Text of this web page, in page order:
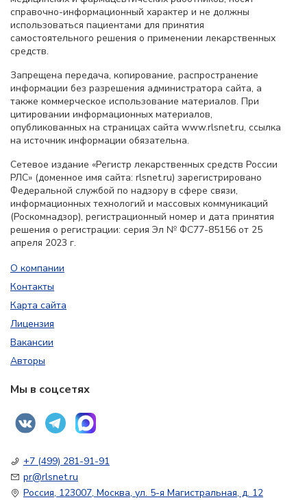
справочно-информационный характер и не должны
использоваться пациентами для принятия
самостоятельного решения о применении лекарственных
средств.
Запрещена передача, копирование, распространение
информации без разрешения администратора сайта, а
также коммерческое использование материалов. При
цитировании информационных материалов,
опубликованных на страницах сайта www.rlsnet.ru, ссылка
на источник информации обязательна.
Сетевое издание «Регистр лекарственных средств России
РЛС» (доменное имя сайта: rlsnet.ru) зарегистрировано
Федеральной службой по надзору в сфере связи,
информационных технологий и массовых коммуникаций
(Роскомнадзор), регистрационный номер и дата принятия
решения о регистрации: серия Эл № ФС77-85156 от 25
апреля 2023 г.
О компании
Контакты
Карта сайта
Лицензия
Вакансии
Авторы
Мы в соцсетях
+7 (499) 281-91-91
pr@rlsnet.ru
Россия, 123007, Москва, ул. 5-я Магистральная, д. 12